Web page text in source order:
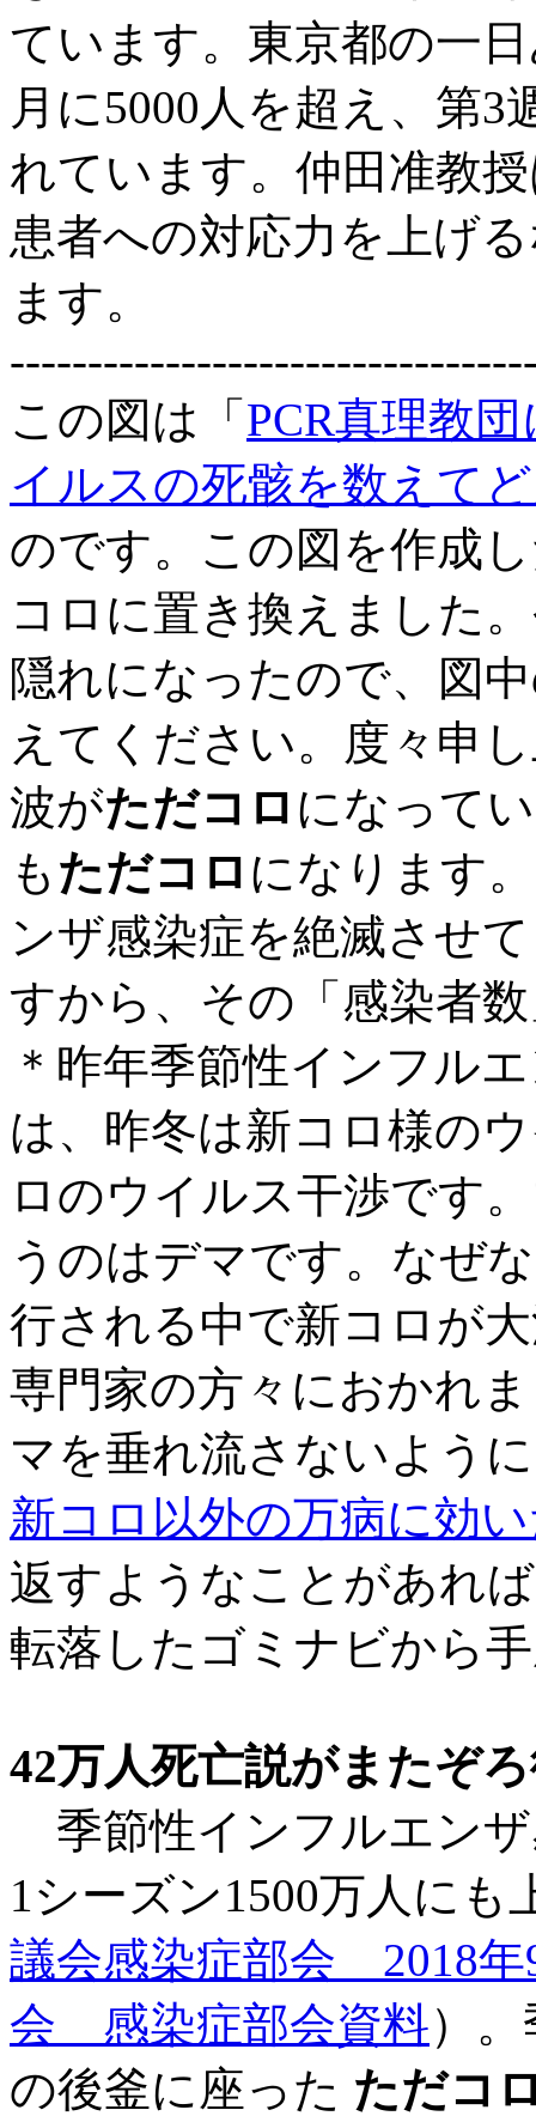
ています。東京都の一
月に5000人を超え、第
れています。仲田准教
患者への対応力を上げ
ます。
この図は「 PCR真理教
イルスの死骸を数えて
のです。この図を作成
コロに置き換えました
隠れになったので、図
えてください。度々申
波がただコロ になって
も ただコロ になります。
ンザ感染症を絶滅させ
すから、その「感染者
＊昨年季節性インフル
は、昨冬は新コロ様の
ロのウイルス干渉です
うのはデマです。なぜ
行される中で新コロが
専門家の方々におかれ
マを垂れ流さないよう
新コロ以外の万病に効
返すようなことがあれ
転落したゴミナビから
42万人死亡説がまたぞ
季節性インフルエン
1シーズン1500万人にも
議会感染症部会 2018年
会 感染症部会資料）
の後釜に座った ただコ